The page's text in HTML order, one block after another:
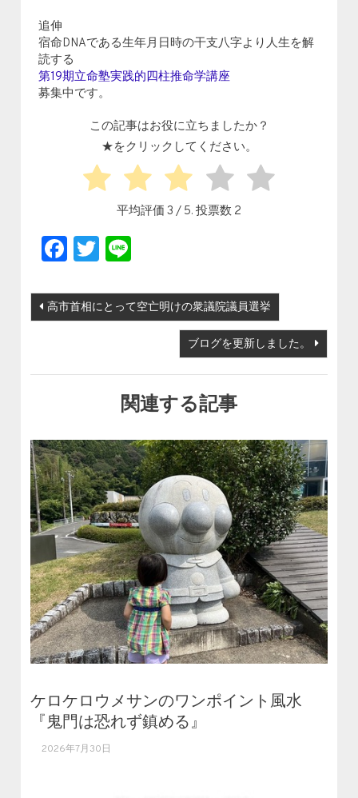
追伸
宿命DNAである生年月日時の干支八字より人生を解
読する
第19期立命塾実践的四柱推命学講座
募集中です。
この記事はお役に立ちましたか？
★をクリックしてください。
平均評価 3 / 5. 投票数 2
Facebook
Twitter
投稿ナビゲーション
高市首相にとって空亡明けの衆議院議員選挙
ブログを更新しました。
関連する記事
ケロケロウメサンのワンポイント風水
『鬼門は恐れず鎮める』
2026年7月30日